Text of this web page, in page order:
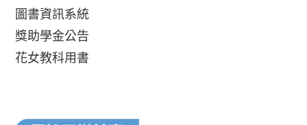
圖書資訊系統
獎助學金公告
花女教科用書